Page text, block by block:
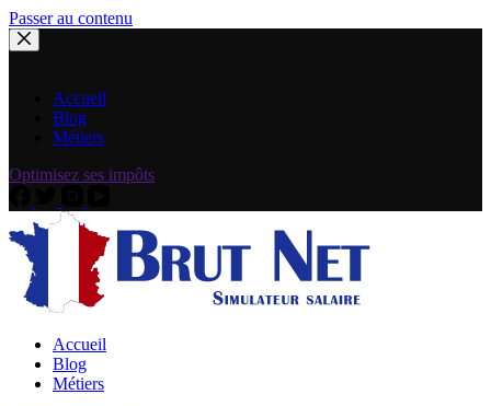
Passer au contenu
Accueil
Blog
Métiers
Optimisez ses impôts
Accueil
Blog
Métiers